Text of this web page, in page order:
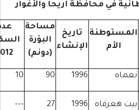
محافظة أريحا والأغوار
تاريخ
الإنشاء
مساحة
البؤرة
(دونم)
عدد
السكان
2012
1996
90
10
1996
27
---